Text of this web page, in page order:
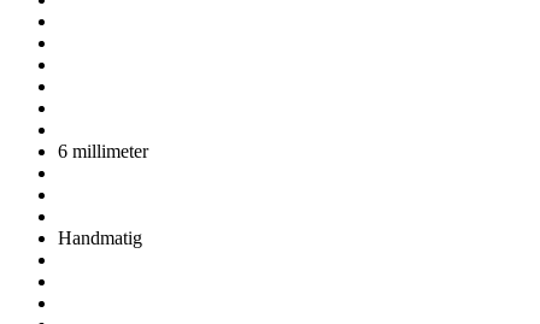
6 millimeter
Handmatig